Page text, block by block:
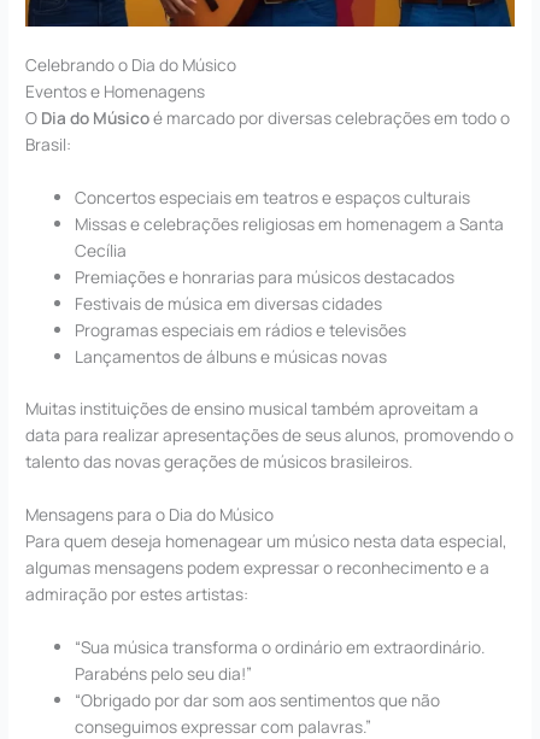
Celebrando o Dia do Músico
Eventos e Homenagens
O Dia do Músicoé marcado por diversas celebrações em todo o
Brasil:
Concertos especiais em teatros e espaços culturais
Missas e celebrações religiosas em homenagem a Santa
Cecília
Premiações e honrarias para músicos destacados
Festivais de música em diversas cidades
Programas especiais em rádios e televisões
Lançamentos de álbuns e músicas novas
Muitas instituições de ensino musical também aproveitam a
data para realizar apresentações de seus alunos, promovendo o
talento das novas gerações de músicos brasileiros.
Mensagens para o Dia do Músico
Para quem deseja homenagear um músico nesta data especial,
algumas mensagens podem expressar o reconhecimento e a
admiração por estes artistas:
“Sua música transforma o ordinário em extraordinário.
Parabéns pelo seu dia!”
“Obrigado por dar som aos sentimentos que não
conseguimos expressar com palavras.”